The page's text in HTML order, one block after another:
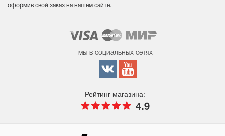
оформив свой заказ на нашем сайте.
мы в социальных сетях –
Рейтинг магазина:
4.9